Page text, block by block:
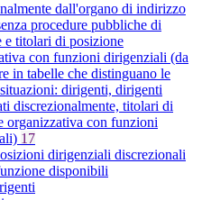
dall'organo di indirizzo
procedure pubbliche di
e titolari di posizione
con funzioni dirigenziali (da
in tabelle che distinguano le
dirigenti, dirigenti
discrezionalmente, titolari di
organizzativa con funzioni
17
dirigenziali discrezionali
disponibili